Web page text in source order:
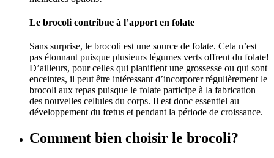
Le brocoli contribue à l’apport en folate
Sans surprise, le brocoli est une source de folate. Cela n’est
pas étonnant puisque plusieurs légumes verts offrent du folate!
D’ailleurs, pour celles qui planifient une grossesse ou qui sont
enceintes, il peut être intéressant d’incorporer régulièrement le
brocoli aux repas puisque le folate participe à la fabrication
des nouvelles cellules du corps. Il est donc essentiel au
développement du fœtus et pendant la période de croissance.
Comment bien choisir le brocoli?